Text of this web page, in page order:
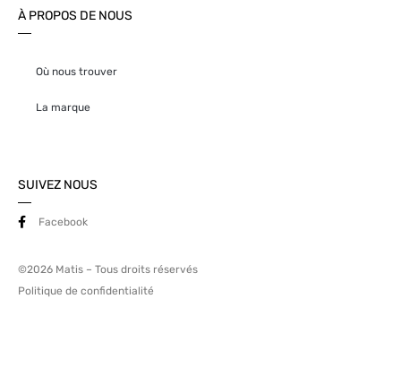
À PROPOS DE NOUS
Où nous trouver
La marque
SUIVEZ NOUS
Facebook
©2026 Matis – Tous droits réservés
Politique de confidentialité